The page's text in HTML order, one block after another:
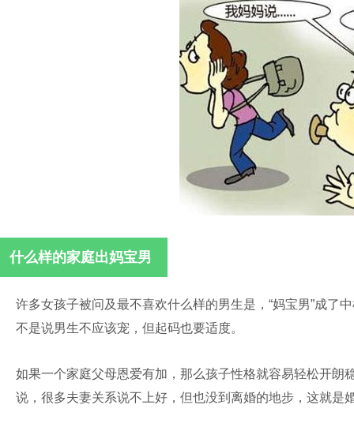
什么样的家庭出妈宝男
许多女孩子被问及最不喜欢什么样的男生是，“妈宝男”成了
不是说男生不应该宠，但起码也要适度。
如果一个家庭父母恩爱有加，那么孩子性格就容易轻松开
说，很多夫妻关系说不上好，但也没到离婚的地步，这就是